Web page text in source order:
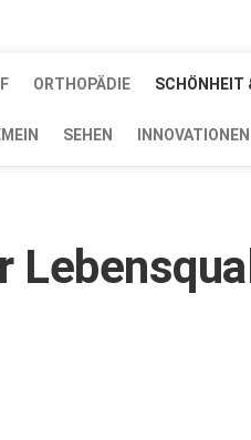
ORTHOPÄDIE SCHÖNHEIT
SEHEN INNOVATIONEN